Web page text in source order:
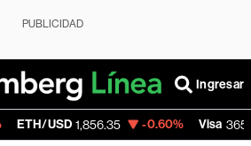
PUBLICIDAD
Ingresar
1,856.35 -0.60% Visa 365.67 -